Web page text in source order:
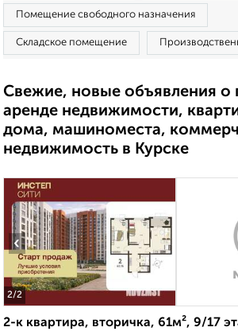
Помещение свободного назначения
Складское помещение
Свежие, новые объявления о
аренде недвижимости,
дома, машиноместа,
недвижимость в Курске
2/2
‹
2-к квартира, вторичка, 61м², 9/17